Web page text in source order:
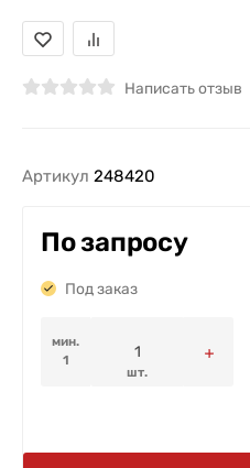
Написать отзыв
Артикул 248420
По запросу
Под заказ
мин.
1
шт.